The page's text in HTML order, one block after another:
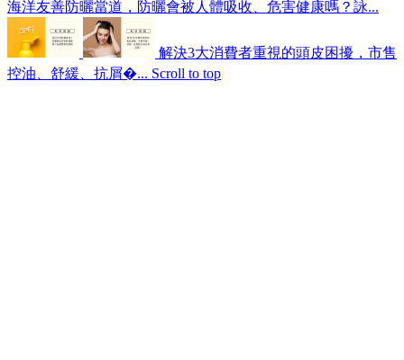
海洋友善防曬當道，防曬會被人體吸收、危害健康嗎？詠...
解決3大消費者重視的頭皮困擾，市售
控油、舒緩、抗屑�... Scroll to top